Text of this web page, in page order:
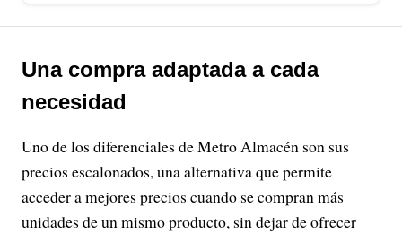
Una compra adaptada a cada
necesidad
Uno de los diferenciales de Metro Almacén son sus
precios escalonados, una alternativa que permite
acceder a mejores precios cuando se compran más
unidades de un mismo producto, sin dejar de ofrecer